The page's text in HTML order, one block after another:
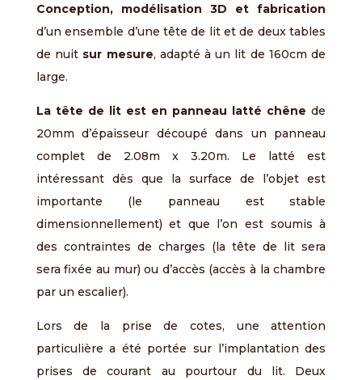
Conception, modélisation 3D et fabrication
d’un ensemble d’une tête de lit et de deux tables
de nuit sur mesure, adapté à un lit de 160cm de
large.
La tête de lit est en panneau latté chêne de
20mm d’épaisseur découpé dans un panneau
complet de 2.08m x 3.20m. Le latté est
intéressant dès que la surface de l’objet est
importante (le panneau est stable
dimensionnellement) et que l’on est soumis à
des contraintes de charges (la tête de lit sera
sera fixée au mur) ou d’accès (accès à la chambre
par un escalier).
Lors de la prise de cotes, une attention
particulière a été portée sur l’implantation des
prises de courant au pourtour du lit. Deux